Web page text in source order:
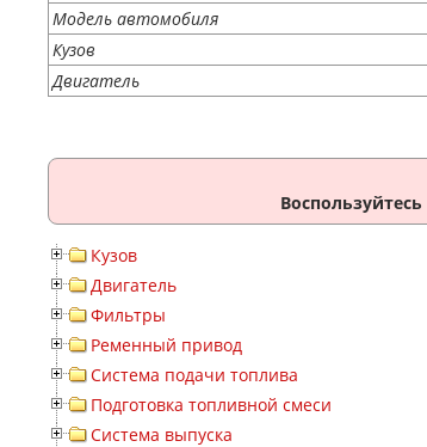
Модель автомобиля
Кузов
Двигатель
Воспользуйтесь
Кузов
Двигатель
Фильтры
Ременный привод
Система подачи топлива
Подготовка топливной смеси
Система выпуска